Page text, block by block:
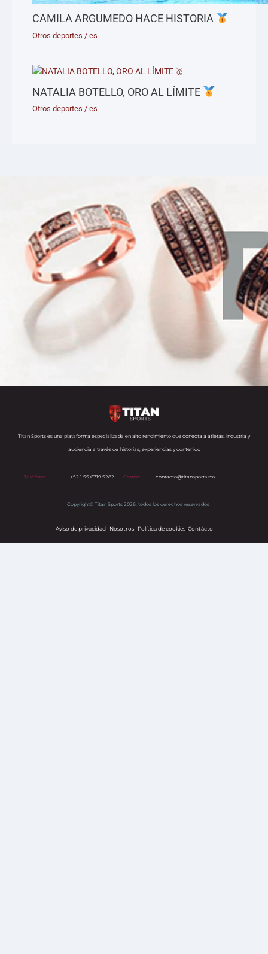
CAMILA ARGUMEDO HACE HISTORIA
Otros deportes /es
NATALIA BOTELLO, ORO AL LÍMITE
Otros deportes /es
Titan Sports es una plataforma especializada en alto rendimiento que conecta a atletas, industria y
audiencia a través de historias, experiencias y contenido
Teléfono: +52 1 55 6719 5282 Correo: contacto@titansports.mx
Copyright© Titan Sports 2026. todos los derechos reservados
Aviso de privacidad Nosotros Política de cookiess Contácto